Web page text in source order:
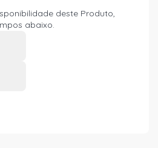
deste Produto,
abaixo.